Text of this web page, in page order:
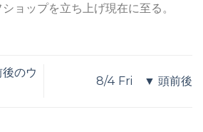
ショップを立ち上げ現在に至る。
のウ
8/4 Fri ▼ 頭前後